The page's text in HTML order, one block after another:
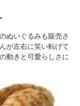
ぬいぐるみも販売さ
が左右に笑い転げて
動きと可愛らしさに